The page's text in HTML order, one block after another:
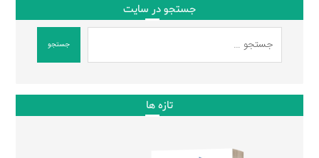
جستجو در سایت
جستجو
تازه ها